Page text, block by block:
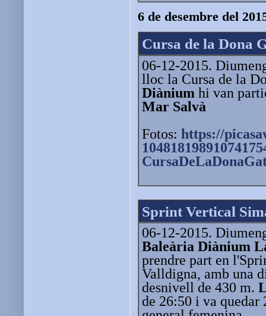
6 de desembre del
Cursa de la Dona
06-12-2015.
lloc la Cursa de la
Diànium hi van
Mar Salvà
Fotos: https://
Sprint Vertical
06-12-2015.
Baleària Diànium
prendre part en
Valldigna, amb una
desnivell de 430 m.
de 26:50 i va